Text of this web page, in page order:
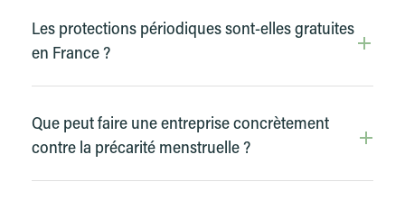
Les protections périodiques sont-elles gratuites
en France ?
Que peut faire une entreprise concrètement
contre la précarité menstruelle ?